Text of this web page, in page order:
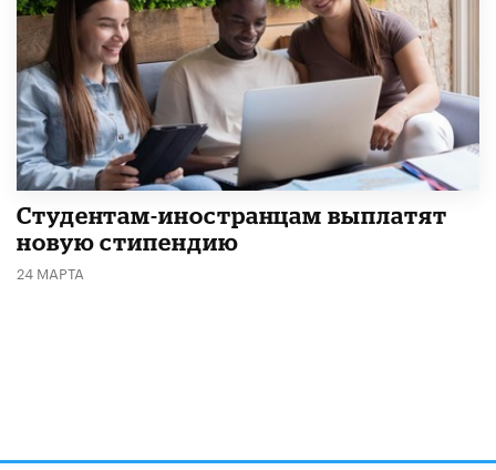
Студентам-иностранцам выплатят
новую стипендию
24 МАРТА